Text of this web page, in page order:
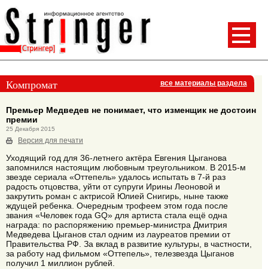
Компромат все материалы раздела
Премьер Медведев не понимает, что изменщик не достоин
премии
25 Декабря 2015
Версия для печати
Уходящий год для 36-летнего актёра Евгения Цыганова
запомнился настоящим любовным треугольником. В 2015-м
звезде сериала «Оттепель» удалось испытать в 7-й раз
радость отцовства, уйти от супруги Ирины Леоновой и
закрутить роман с актрисой Юлией Снигирь, ныне также
ждущей ребенка. Очередным трофеем этом года после
звания «Человек года GQ» для артиста стала ещё одна
награда: по распоряжению премьер-министра Дмитрия
Медведева Цыганов стал одним из лауреатов премии от
Правительства РФ. За вклад в развитие культуры, в частности,
за работу над фильмом «Оттепель», телезвезда Цыганов
получил 1 миллион рублей.